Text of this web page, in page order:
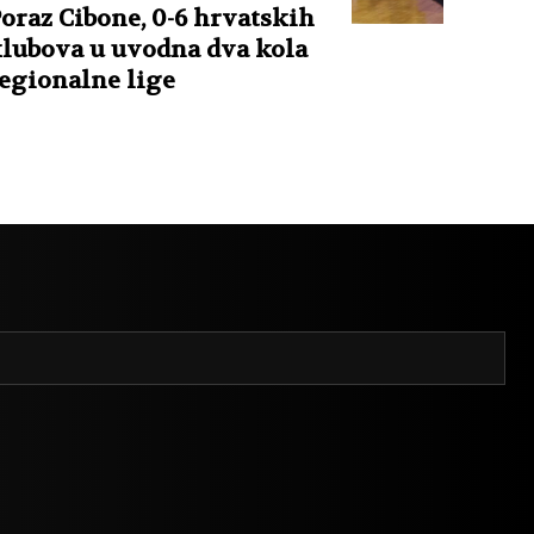
Cibone, 0-6 hrvatskih
u uvodna dva kola
lige